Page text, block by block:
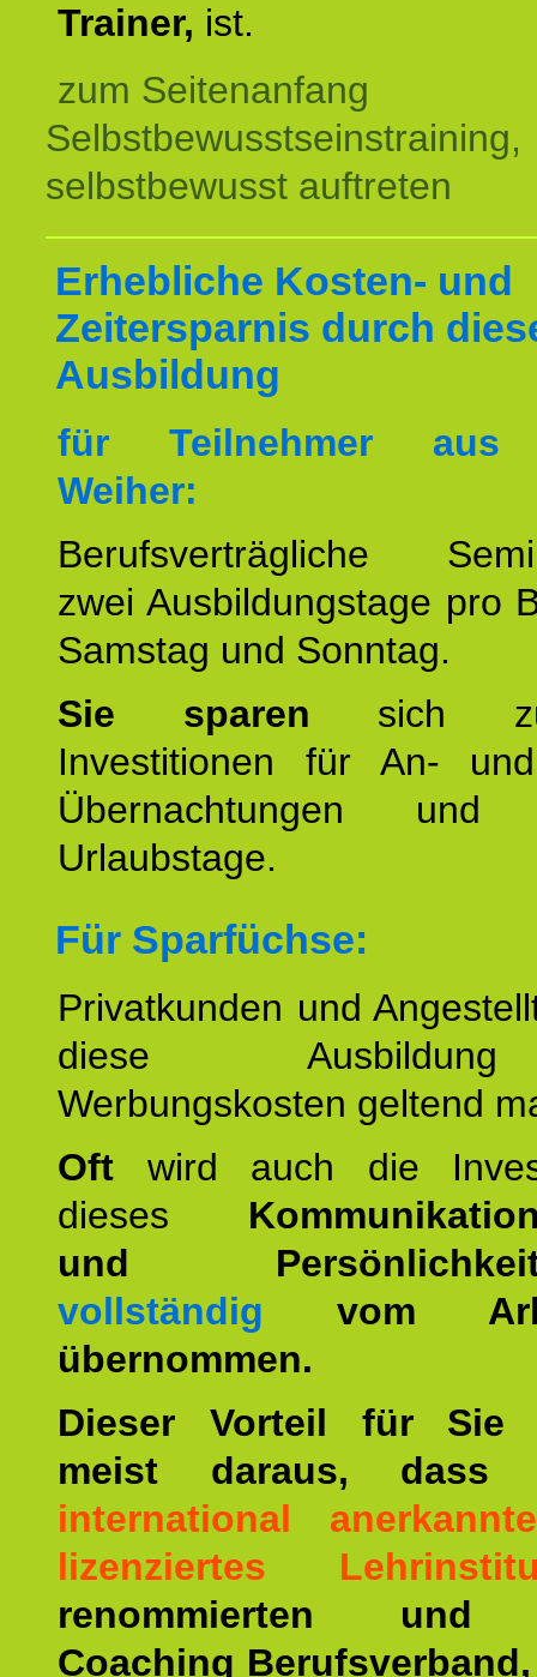
Trainer, ist.
zum Seitenanfang
Selbstbewusstseinstraining,
selbstbewusst auftreten
Erhebliche Kosten- und
Zeitersparnis durch
Ausbildung
für Teilnehmer aus
Weiher:
Berufsverträgliche
zwei Ausbildungstage pro
Samstag und Sonntag.
Sie sparen sich
Investitionen für An-
Übernachtungen und
Urlaubstage.
Für Sparfüchse:
Privatkunden und
diese
Werbungskosten geltend
Oft wird auch die
dieses
und
vollständig vom
übernommen.
Dieser Vorteil für Sie
meist daraus,
international
lizenziertes
renommierten und
Coaching